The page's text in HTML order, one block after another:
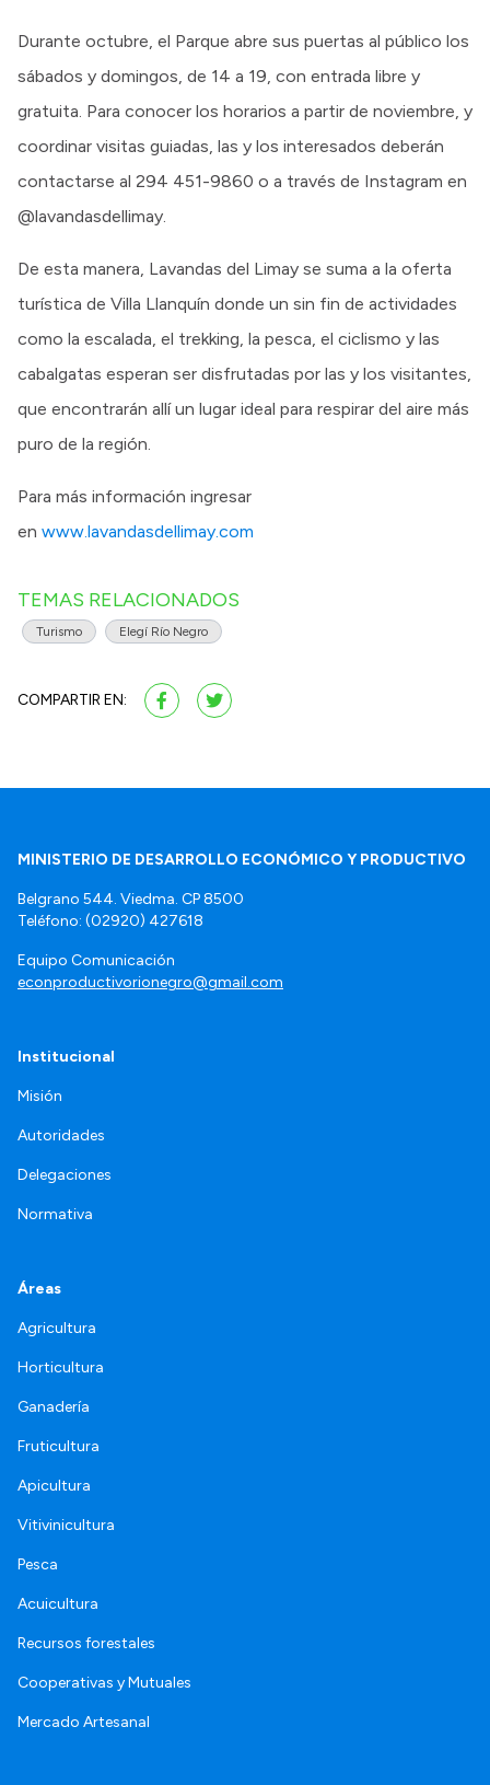
Durante octubre, el Parque abre sus puertas al público los
sábados y domingos, de 14 a 19, con entrada libre y
gratuita. Para conocer los horarios a partir de noviembre, y
coordinar visitas guiadas, las y los interesados deberán
contactarse al 294 451-9860 o a través de Instagram en
@lavandasdellimay.
De esta manera, Lavandas del Limay se suma a la oferta
turística de Villa Llanquín donde un sin fin de actividades
como la escalada, el trekking, la pesca, el ciclismo y las
cabalgatas esperan ser disfrutadas por las y los visitantes,
que encontrarán allí un lugar ideal para respirar del aire más
puro de la región.
Para más información ingresar
en www.lavandasdellimay.com
TEMAS RELACIONADOS
Turismo Elegí Río Negro
COMPARTIR EN:
MINISTERIO DE DESARROLLO ECONÓMICO Y PRODUCTIVO
Belgrano 544. Viedma. CP 8500
Teléfono: (02920) 427618
Equipo Comunicación
econproductivorionegro@gmail.com
Institucional
Misión
Autoridades
Delegaciones
Normativa
Áreas
Agricultura
Horticultura
Ganadería
Fruticultura
Apicultura
Vitivinicultura
Pesca
Acuicultura
Recursos forestales
Cooperativas y Mutuales
Mercado Artesanal